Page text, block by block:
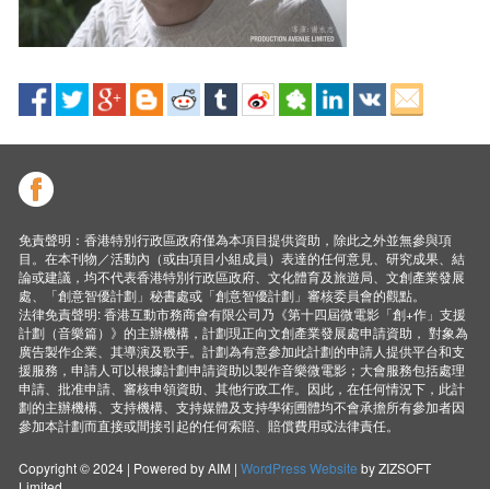
免責聲明：香港特別行政區政府僅為本項目提供資助，除此之外並無參與項
目。在本刊物／活動內（或由項目小組成員）表達的任何意見、研究成果、結
論或建議，均不代表香港特別行政區政府、文化體育及旅遊局、文創產業發展
處、「創意智優計劃」秘書處或「創意智優計劃」審核委員會的觀點。
法律免責聲明: 香港互動市務商會有限公司乃《第十四屆微電影「創+作」支援
計劃（音樂篇）》的主辦機構，計劃現正向文創產業發展處申請資助， 對象為
廣告製作企業、其導演及歌手。計劃為有意參加此計劃的申請人提供平台和支
援服務，申請人可以根據計劃申請資助以製作音樂微電影；大會服務包括處理
申請、批准申請、審核申領資助、其他行政工作。因此，在任何情況下，此計
劃的主辦機構、支持機構、支持媒體及支持學術圑體均不會承擔所有參加者因
參加本計劃而直接或間接引起的任何索賠、賠償費用或法律責任。
Copyright © 2024 | Powered by AIM |WordPress Website by ZIZSOFT